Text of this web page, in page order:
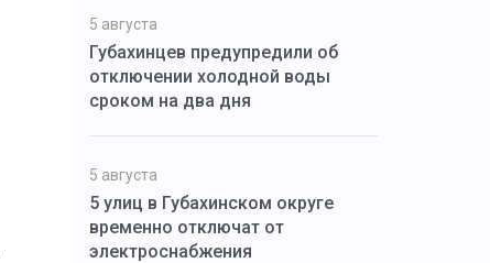
5 августа
Губахинцев предупредили об
отключении холодной воды
сроком на два дня
5 августа
5 улиц в Губахинском округе
временно отключат от
электроснабжения